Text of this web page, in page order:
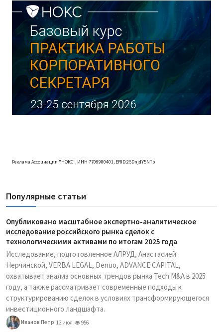
Реклама Ассоциации "НОКС", ИНН 7709980401, ERID:2SDnjdY5NTb
Популярные статьи
Опубликовано масштабное экспертно-аналитическое
исследование российского рынка сделок с
технологическими активами по итогам 2025 года
Исследование, подготовленное АЛРУД, Анастасией
Нерчинской, VERBA LEGAL, Denuo, ADVANCE CAPITAL,
охватывает анализ основных трендов рынка Tech M&A в 2025
году, а также рассматривает современные подходы к
структурированию сделок в условиях трансформирующегося
инвестиционного ландшафта.
Иванов Петр 13 июл 956